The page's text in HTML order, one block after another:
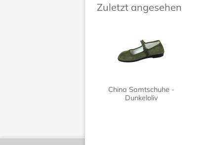
Zuletzt angesehen
China Samtschuhe -
Dunkeloliv